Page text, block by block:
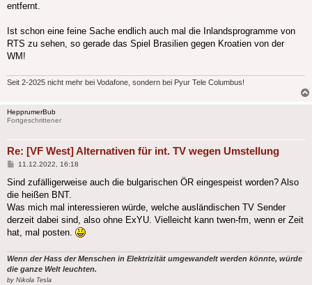
entfernt.
Ist schon eine feine Sache endlich auch mal die Inlandsprogramme von
RTS zu sehen, so gerade das Spiel Brasilien gegen Kroatien von der
WM!
Seit 2-2025 nicht mehr bei Vodafone, sondern bei Pyur Tele Columbus!
HepprumerBub
Fortgeschrittener
Re: [VF West] Alternativen für int. TV wegen Umstellung
Beitrag
11.12.2022, 16:18
Sind zufälligerweise auch die bulgarischen ÖR eingespeist worden? Also
die heißen BNT.
Was mich mal interessieren würde, welche ausländischen TV Sender
derzeit dabei sind, also ohne ExYU. Vielleicht kann twen-fm, wenn er Zeit
hat, mal posten.
Wenn der Hass der Menschen in Elektrizität umgewandelt werden könnte, würde
die ganze Welt leuchten.
by Nikola Tesla